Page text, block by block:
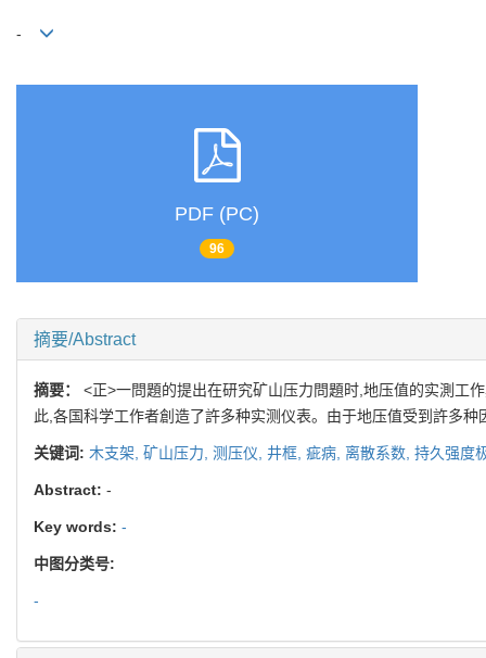
-
PDF (PC)
96
摘要/Abstract
摘要： <正>一問題的提出在研究矿山压力問題时,地压值的实測工
此,各国科学工作者創造了許多种实测仪表。由于地压值受到許多
关键词: 木支架, 矿山压力, 测压仪, 井框, 疵病, 离散系数, 持久强度
Abstract: -
Key words: -
中图分类号:
-